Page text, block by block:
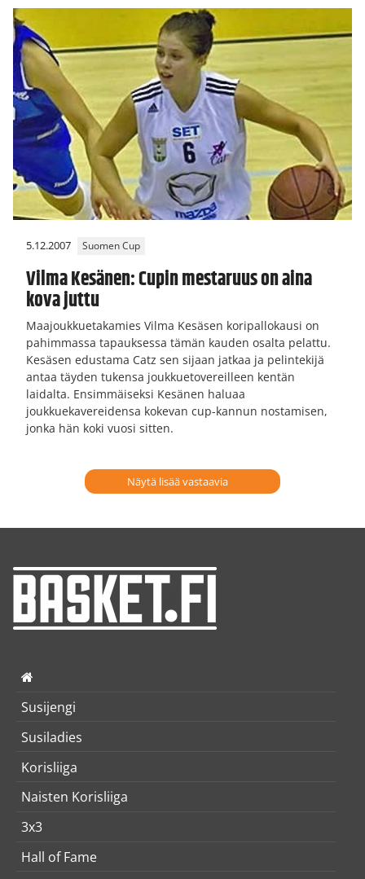
5.12.2007 Suomen Cup
Vilma Kesänen: Cupin mestaruus on aina
kova juttu
Maajoukkuetakamies Vilma Kesäsen koripallokausi on
pahimmassa tapauksessa tämän kauden osalta pelattu.
Kesäsen edustama Catz sen sijaan jatkaa ja pelintekijä
antaa täyden tukensa joukkuetovereilleen kentän
laidalta. Ensimmäiseksi Kesänen haluaa
joukkuekavereidensa kokevan cup-kannun nostamisen,
jonka hän koki vuosi sitten.
Näytä lisää vastaavia
Susijengi
Susiladies
Korisliiga
Naisten Korisliiga
3x3
Hall of Fame